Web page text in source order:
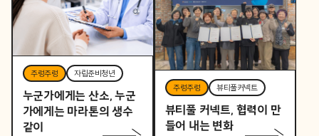
주렁주렁 자립준비청년
누군가에게는 산소, 누군
가에게는 마라톤의 생수
같이
주렁주렁 뷰티풀커넥트
뷰티풀 커넥트, 협력이 만
들어 내는 변화